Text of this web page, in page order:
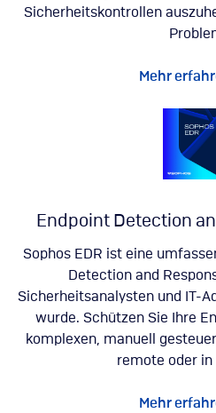
Sicherheitskontrollen
Mehr
Endpoint Detection
Sophos EDR ist eine
Detection and
Sicherheitsanalysten und IT-
wurde. Schützen Sie Ihre
komplexen, manuell
remote oder in
Mehr